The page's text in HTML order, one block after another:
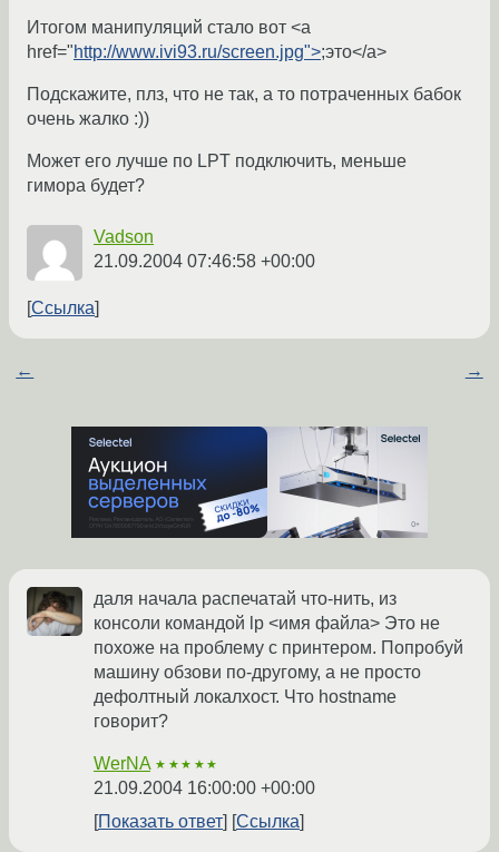
Итогом манипуляций стало вот <a
href="http://www.ivi93.ru/screen.jpg">;это</a>
Подскажите, плз, что не так, а то потраченных бабок
очень жалко :))
Может его лучше по LPT подключить, меньше
гимора будет?
Vadson
21.09.2004 07:46:58 +00:00
Ссылка
← →
даля начала распечатай что-нить, из
консоли командой lp <имя файла> Это не
похоже на проблему с принтером. Попробуй
машину обзови по-другому, а не просто
дефолтный локалхост. Что hostname
говорит?
WerNA ★★★★★
21.09.2004 16:00:00 +00:00
Показать ответ
Ссылка